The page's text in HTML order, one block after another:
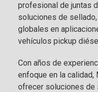
profesional de juntas
soluciones de
globales en
vehículos pickup
Con años de
enfoque en la calidad,
ofrecer soluciones de